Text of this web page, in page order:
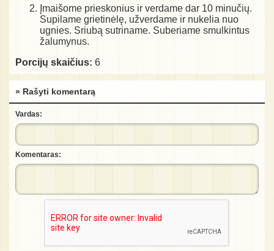
Įmaišome prieskonius ir verdame dar 10 minučių.
Supilame grietinėlę, užverdame ir nukelia nuo
ugnies. Sriubą sutriname. Suberiame smulkintus
žalumynus.
Porcijų skaičius: 6
» Rašyti komentarą
Vardas:
Komentaras: